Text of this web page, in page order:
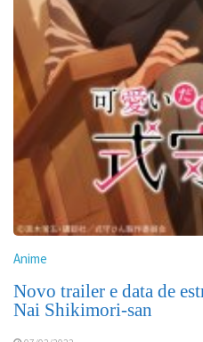
Anime
Novo trailer e data de
Nai Shikimori-san